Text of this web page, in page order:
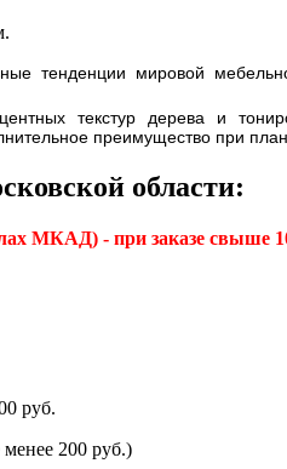
тенденции мировой
текстур дерева и
преимущество при
области:
МКАД) - при заказе свыше
руб.
200 руб.)